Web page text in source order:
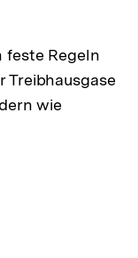
feste Regeln
Treibhausgase
wie